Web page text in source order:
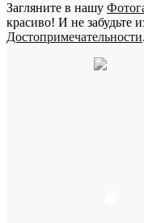
Загляните в нашу
красиво! И не забудьте
Достопримечательности.